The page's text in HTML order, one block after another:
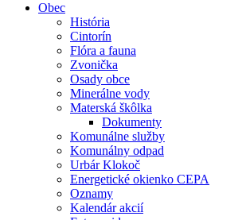
Obec
História
Cintorín
Flóra a fauna
Zvonička
Osady obce
Minerálne vody
Materská škôlka
Dokumenty
Komunálne služby
Komunálny odpad
Urbár Klokoč
Energetické okienko CEPA
Oznamy
Kalendár akcií